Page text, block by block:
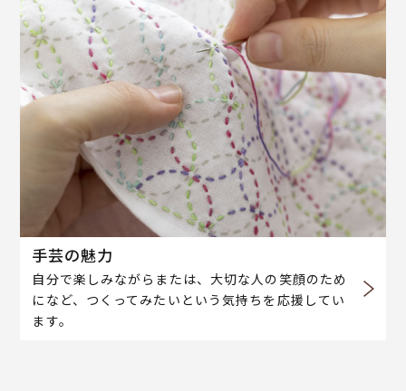
手芸の魅力
自分で楽しみながらまたは、大切な人の笑顔のため
になど、つくってみたいという気持ちを応援してい
ます。